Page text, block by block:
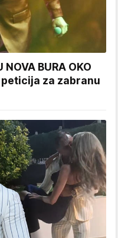
NOVA BURA OKO
peticija za zabranu